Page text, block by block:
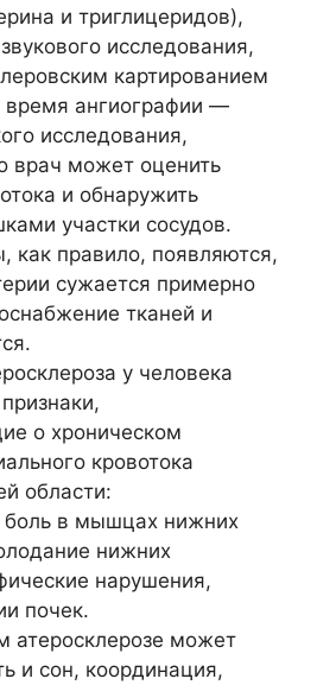
и триглицеридов),
исследования,
картированием
время ангиографии —
исследования,
врач может оценить
и обнаружить
участки сосудов.
как правило, появляются,
сужается примерно
тканей и
у человека
о хроническом
кровотока
области:
боль в мышцах нижних
нижних
нарушения,
почек.
атеросклерозе может
и сон, координация,